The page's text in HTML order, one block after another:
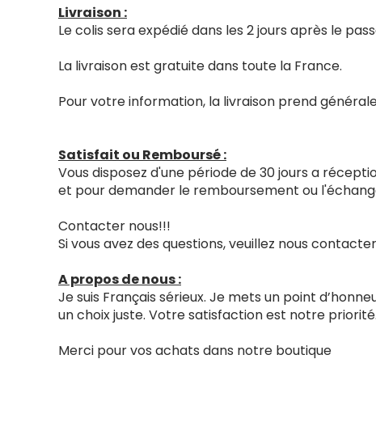
Livraison :
Le colis sera expédié dans les 2 jours après le
La livraison est gratuite dans toute la France.
Pour votre information, la livraison prend
Satisfait ou Remboursé :
Vous disposez d'une période de 30 jours a
et pour demander le remboursement ou
Contacter nous!!!
Si vous avez des questions, veuillez nous
A propos de nous :
Je suis Français sérieux. Je mets un point
un choix juste. Votre satisfaction est notre priorité.
Merci pour vos achats dans notre boutique